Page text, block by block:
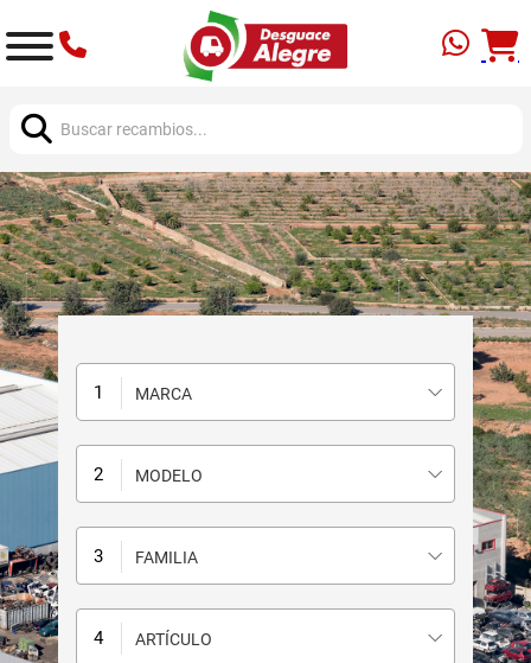
MARCA
MODELO
FAMILIA
ARTÍCULO